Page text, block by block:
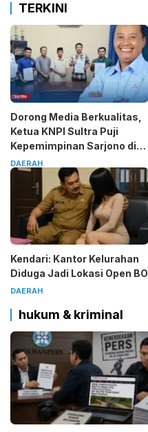
TERKINI
Dorong Media Berkualitas,
Ketua KNPI Sultra Puji
Kepemimpinan Sarjono di
SMSI
DAERAH
Kendari: Kantor Kelurahan
Diduga Jadi Lokasi Open BO
DAERAH
hukum & kriminal